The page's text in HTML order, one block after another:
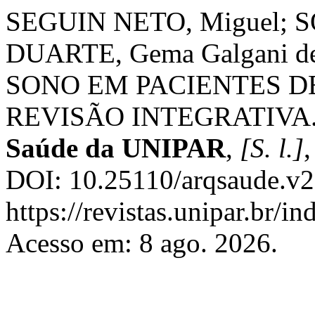
SEGUIN NETO, Miguel;
DUARTE, Gema Galgani
SONO EM PACIENTES
REVISÃO
Saúde da UNIPAR, [S. l.]
DOI: 10.25110/
https://revistas.unipar.br/
Acesso em: 8 ago. 2026.